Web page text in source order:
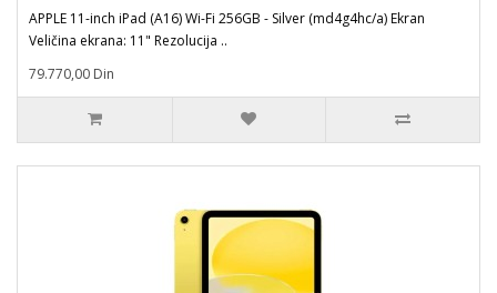
APPLE 11-inch iPad (A16) Wi-Fi 256GB - Silver (md4g4hc/a) Ekran
Veličina ekrana: 11" Rezolucija ..
79.770,00 Din